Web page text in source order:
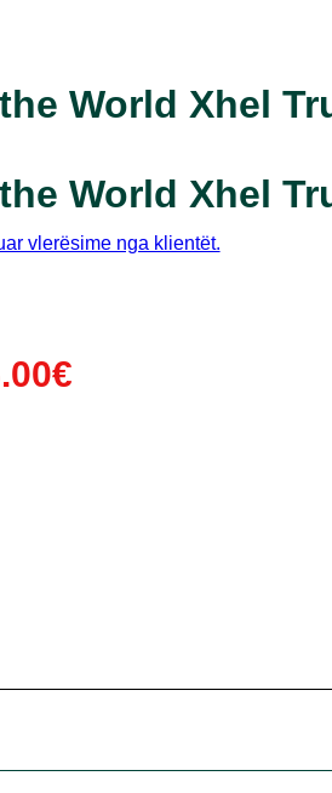
World Xhel
World Xhel
vlerësime nga klientët.
€